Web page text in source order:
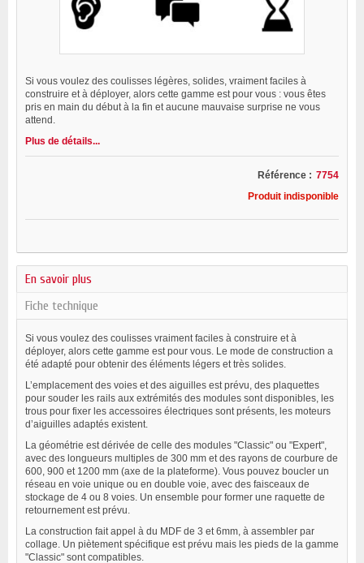
Si vous voulez des coulisses légères, solides, vraiment faciles à
construire et à déployer, alors cette gamme est pour vous : vous êtes
pris en main du début à la fin et aucune mauvaise surprise ne vous
attend.
Plus de détails...
Référence : 7754
Produit indisponible
En savoir plus
Fiche technique
Si vous voulez des coulisses vraiment faciles à construire et à
déployer, alors cette gamme est pour vous. Le mode de construction a
été adapté pour obtenir des éléments légers et très solides.
L’emplacement des voies et des aiguilles est prévu, des plaquettes
pour souder les rails aux extrémités des modules sont disponibles, les
trous pour fixer les accessoires électriques sont présents, les moteurs
d’aiguilles adaptés existent.
La géométrie est dérivée de celle des modules "Classic" ou "Expert",
avec des longueurs multiples de 300 mm et des rayons de courbure de
600, 900 et 1200 mm (axe de la plateforme). Vous pouvez boucler un
réseau en voie unique ou en double voie, avec des faisceaux de
stockage de 4 ou 8 voies. Un ensemble pour former une raquette de
retournement est prévu.
La construction fait appel à du MDF de 3 et 6mm, à assembler par
collage. Un piètement spécifique est prévu mais les pieds de la gamme
"Classic" sont compatibles.